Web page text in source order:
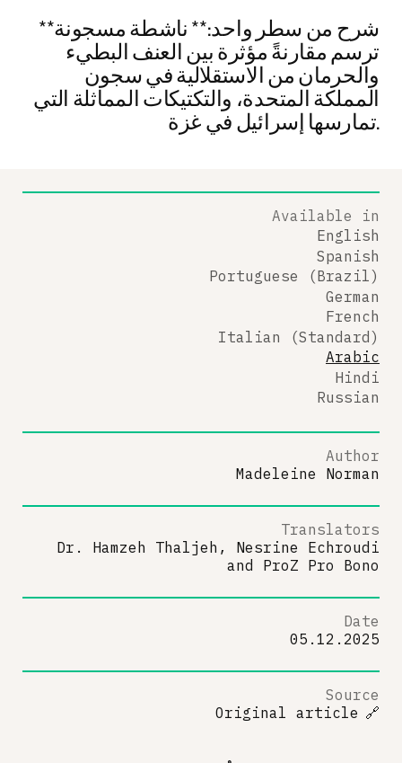
**شرح من سطر واحد:** ناشطة مسجونة
ترسم مقارنةً مؤثرة بين العنف البطيء
والحرمان من الاستقلالية في سجون
المملكة المتحدة، والتكتيكات المماثلة التي
تمارسها إسرائيل في غزة.
Available in
English
Spanish
Portuguese (Brazil)
German
French
Italian (Standard)
Arabic
Hindi
Russian
Author
Madeleine Norman
Translators
Dr. Hamzeh Thaljeh, Nesrine Echroudi
and ProZ Pro Bono
Date
05.12.2025
Source
Original article 🔗